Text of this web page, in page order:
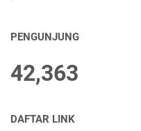
PENGUNJUNG
42,363
DAFTAR LINK